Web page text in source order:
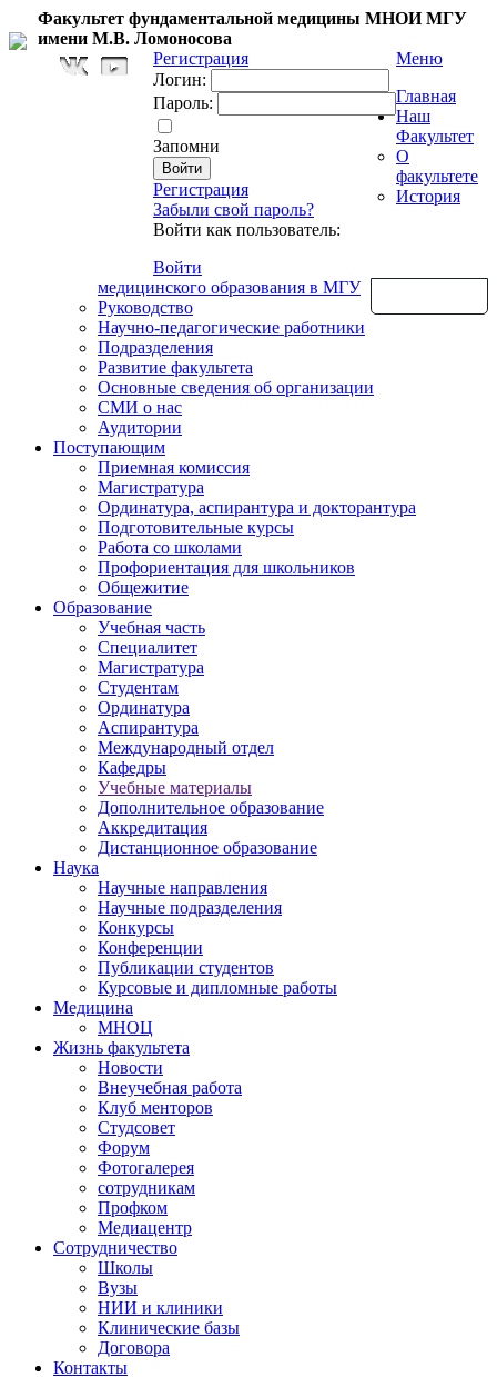
Факультет фундаментальной медицины МНОИ МГУ
имени М.В. Ломоносова
Регистрация
Логин:
Пароль:
Запомни
Регистрация
Забыли свой пароль?
Войти как пользователь:
Войти
Меню
Главная
Наш
Факультет
О
факультете
История
медицинского образования в МГУ
Руководство
Научно-педагогические работники
Подразделения
Развитие факультета
Основные сведения об организации
СМИ о нас
Аудитории
Поступающим
Приемная комиссия
Магистратура
Ординатура, аспирантура и докторантура
Подготовительные курсы
Работа со школами
Профориентация для школьников
Общежитие
Образование
Учебная часть
Специалитет
Магистратура
Студентам
Ординатура
Аспирантура
Международный отдел
Кафедры
Учебные материалы
Дополнительное образование
Аккредитация
Дистанционное образование
Наука
Научные направления
Научные подразделения
Конкурсы
Конференции
Публикации студентов
Курсовые и дипломные работы
Медицина
МНОЦ
Жизнь факультета
Новости
Внеучебная работа
Клуб менторов
Студсовет
Форум
Фотогалерея
сотрудникам
Профком
Медиацентр
Сотрудничество
Школы
Вузы
НИИ и клиники
Клинические базы
Договора
Контакты